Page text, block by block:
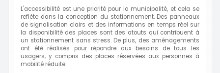
L'accessibilité est une priorité pour la municipalité, et cela se
reflète dans la conception du stationnement. Des panneaux
de signalisation clairs et des informations en temps réel sur
la disponibilité des places sont des atouts qui contribuent à
un stationnement sans stress. De plus, des aménagements
ont été réalisés pour répondre aux besoins de tous les
usagers, y compris des places réservées aux personnes à
mobilité réduite.